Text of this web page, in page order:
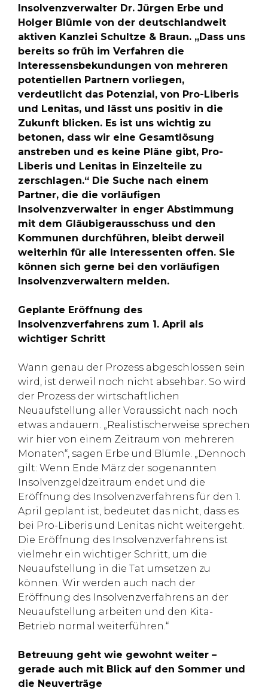
Insolvenzverwalter Dr. Jürgen Erbe und
Holger Blümle von der deutschlandweit
aktiven Kanzlei Schultze & Braun. „Dass uns
bereits so früh im Verfahren die
Interessensbekundungen von mehreren
potentiellen Partnern vorliegen,
verdeutlicht das Potenzial, von Pro-Liberis
und Lenitas, und lässt uns positiv in die
Zukunft blicken. Es ist uns wichtig zu
betonen, dass wir eine Gesamtlösung
anstreben und es keine Pläne gibt, Pro-
Liberis und Lenitas in Einzelteile zu
zerschlagen.“ Die Suche nach einem
Partner, die die vorläufigen
Insolvenzverwalter in enger Abstimmung
mit dem Gläubigerausschuss und den
Kommunen durchführen, bleibt derweil
weiterhin für alle Interessenten offen. Sie
können sich gerne bei den vorläufigen
Insolvenzverwaltern melden.
Geplante Eröffnung des
Insolvenzverfahrens zum 1. April als
wichtiger Schritt
Wann genau der Prozess abgeschlossen sein
wird, ist derweil noch nicht absehbar. So wird
der Prozess der wirtschaftlichen
Neuaufstellung aller Voraussicht nach noch
etwas andauern. „Realistischerweise sprechen
wir hier von einem Zeitraum von mehreren
Monaten“, sagen Erbe und Blümle. „Dennoch
gilt: Wenn Ende März der sogenannten
Insolvenzgeldzeitraum endet und die
Eröffnung des Insolvenzverfahrens für den 1.
April geplant ist, bedeutet das nicht, dass es
bei Pro-Liberis und Lenitas nicht weitergeht.
Die Eröffnung des Insolvenzverfahrens ist
vielmehr ein wichtiger Schritt, um die
Neuaufstellung in die Tat umsetzen zu
können. Wir werden auch nach der
Eröffnung des Insolvenzverfahrens an der
Neuaufstellung arbeiten und den Kita-
Betrieb normal weiterführen.“
Betreuung geht wie gewohnt weiter –
gerade auch mit Blick auf den Sommer und
die Neuverträge